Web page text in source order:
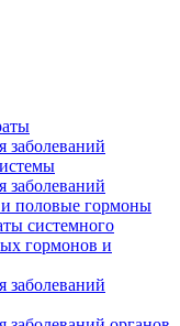
заболеваний
заболеваний
половые гормоны
системного
гормонов и
заболеваний